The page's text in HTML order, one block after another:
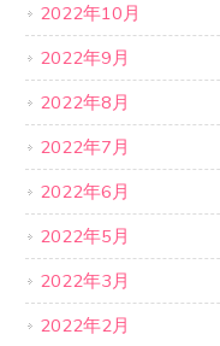
2022年10月
2022年9月
2022年8月
2022年7月
2022年6月
2022年5月
2022年3月
2022年2月